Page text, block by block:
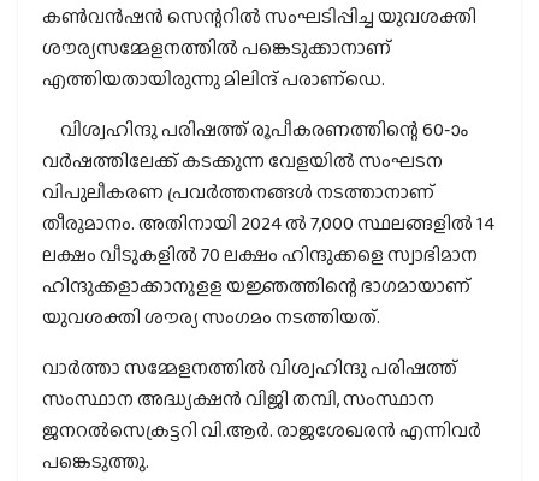
കണ്‍വന്‍ഷന്‍ സെന്ററില്‍ സംഘടിപ്പിച്ച യുവശക്തി
ശൗര്യസമ്മേളനത്തില്‍ പങ്കെടുക്കാനാണ്
എത്തിയതായിരുന്നു മിലിന്ദ് പരാണ്‌ഡെ.
വിശ്വഹിന്ദു പരിഷത്ത് രൂപീകരണത്തിന്റെ 60-ാം
വര്‍ഷത്തിലേക്ക് കടക്കുന്ന വേളയില്‍ സംഘടന
വിപുലീകരണ പ്രവര്‍ത്തനങ്ങള്‍ നടത്താനാണ്
തീരുമാനം. അതിനായി 2024 ല്‍ 7,000 സ്ഥലങ്ങളില്‍ 14
ലക്ഷം വീടുകളില്‍ 70 ലക്ഷം ഹിന്ദുക്കളെ സ്വാഭിമാന
ഹിന്ദുക്കളാക്കാനുളള യജ്ഞത്തിന്റെ ഭാഗമായാണ്
യുവശക്തി ശൗര്യ സംഗമം നടത്തിയത്.
വാര്‍ത്താ സമ്മേളനത്തില്‍ വിശ്വഹിന്ദു പരിഷത്ത്
സംസ്ഥാന അദ്ധ്യക്ഷന്‍ വിജി തമ്പി, സംസ്ഥാന
ജനറല്‍സെക്രട്ടറി വി.ആര്‍. രാജശേഖരന്‍ എന്നിവര്‍
പങ്കെടുത്തു.